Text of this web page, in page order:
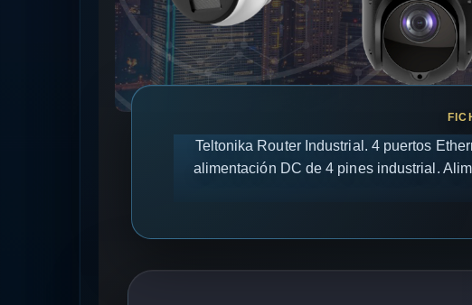
Teltonika Router Industrial. 4 puertos
alimentación DC de 4 pines industrial.